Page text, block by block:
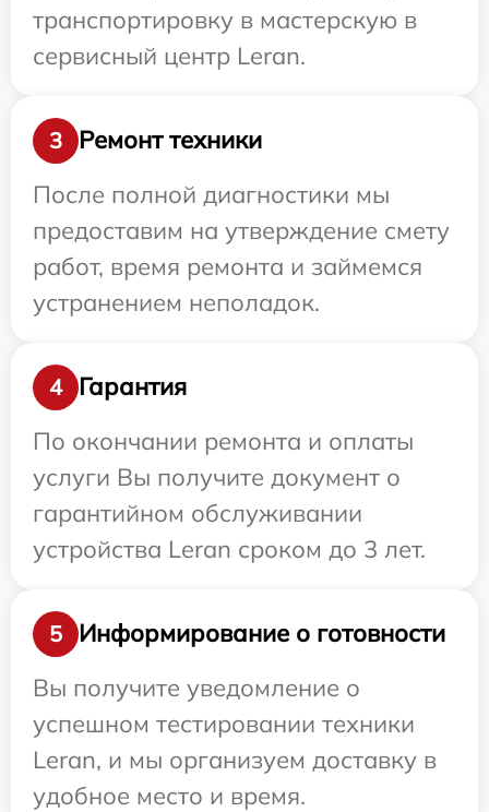
транспортировку в мастерскую в
сервисный центр Leran.
3
Ремонт техники
После полной диагностики мы
предоставим на утверждение смету
работ, время ремонта и займемся
устранением неполадок.
4
Гарантия
По окончании ремонта и оплаты
услуги Вы получите документ о
гарантийном обслуживании
устройства Leran сроком до 3 лет.
5
Информирование о готовности
Вы получите уведомление о
успешном тестировании техники
Leran, и мы организуем доставку в
удобное место и время.